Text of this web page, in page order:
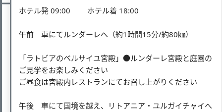
ホテル発 09:00 ホテル着 18:00
午前 車にてルンダーレへ（約1時間15分/約80㎞）
「ラトビアのベルサイユ宮殿」●ルンダーレ宮殿と庭園の
ご見学をお楽しみください
ご昼食は宮殿内レストランにてお召し上がりください
午後 車にて国境を越え、リトアニア・ユルガイチャイへ